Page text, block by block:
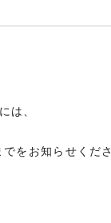
は、
をお知らせくだ